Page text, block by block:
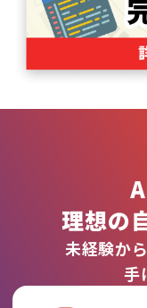
理想の
未経験か
手